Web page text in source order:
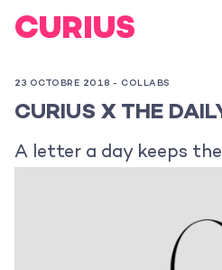
23 OCTOBRE 2018 - COLLABS
CURIUS X THE
A letter a day keeps